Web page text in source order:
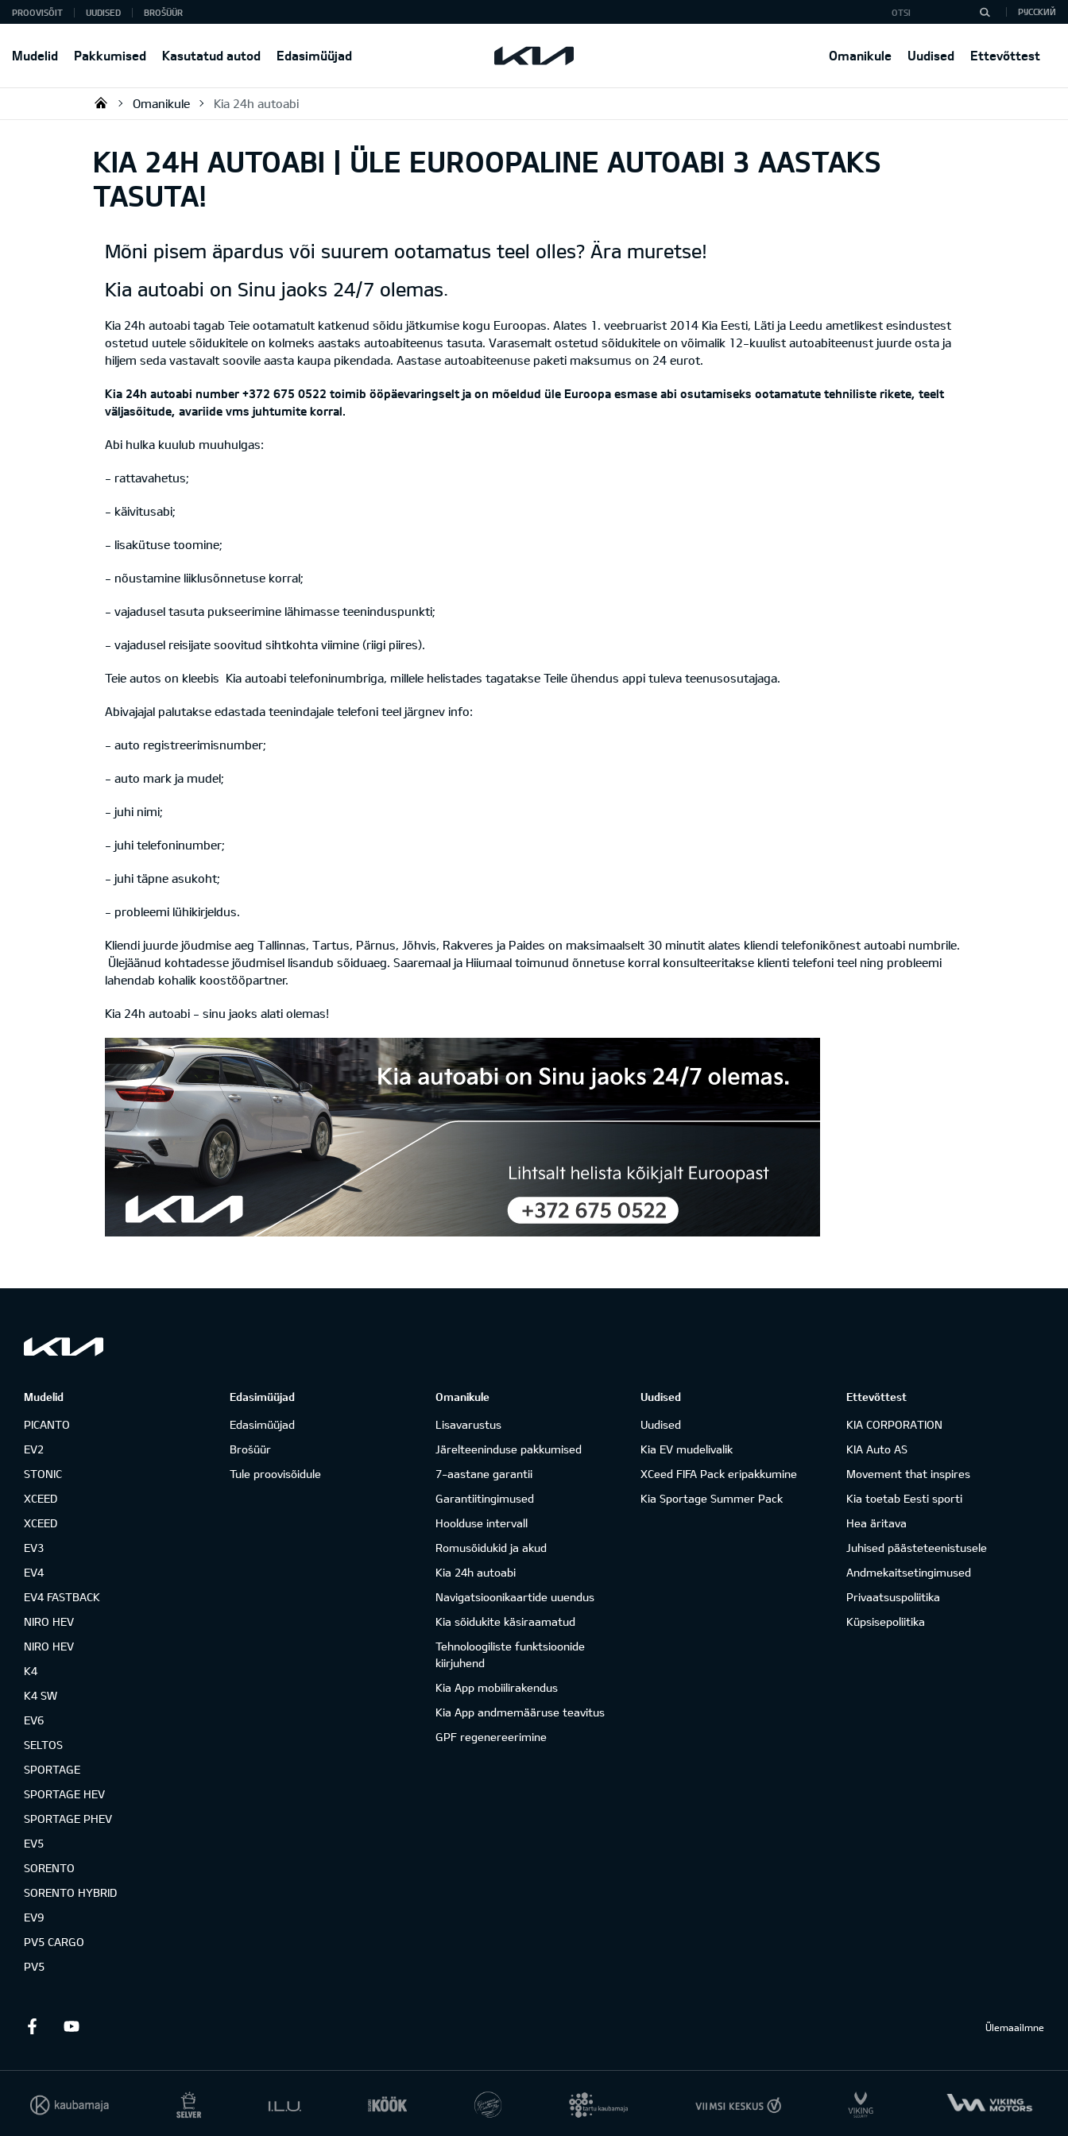
Mudelid Pakkumised Kasutatud autod Edasimüüjad Omanikule Uudised Ettevõttest
PROOVISÕIT UUDISED BROŠÜÜR РУССКИЙ
KIA AUTO AS
Omanikule Kia 24h autoabi
KIA 24H AUTOABI | ÜLE EUROOPALINE AUTOABI 3 AASTAKS
TASUTA!
Mõni pisem äpardus või suurem ootamatus teel olles? Ära muretse!
Kia autoabi on Sinu jaoks 24/7 olemas.
Kia 24h autoabi tagab Teie ootamatult katkenud sõidu jätkumise kogu Euroopas. Alates 1. veebruarist 2014 Kia Eesti, Läti ja Leedu ametlikest esindustest
ostetud uutele sõidukitele on kolmeks aastaks autoabiteenus tasuta. Varasemalt ostetud sõidukitele on võimalik 12-kuulist autoabiteenust juurde osta ja
hiljem seda vastavalt soovile aasta kaupa pikendada. Aastase autoabiteenuse paketi maksumus on 24 eurot.
Kia 24h autoabi number +372 675 0522 toimib ööpäevaringselt ja on mõeldud üle Euroopa esmase abi osutamiseks ootamatute tehniliste rikete, teelt
väljasõitude, avariide vms juhtumite korral.
Abi hulka kuulub muuhulgas:
- rattavahetus;
- käivitusabi;
- lisakütuse toomine;
- nõustamine liiklusõnnetuse korral;
- vajadusel tasuta pukseerimine lähimasse teeninduspunkti;
- vajadusel reisijate soovitud sihtkohta viimine (riigi piires).
Teie autos on kleebis Kia autoabi telefoninumbriga, millele helistades tagatakse Teile ühendus appi tuleva teenusosutajaga.
Abivajajal palutakse edastada teenindajale telefoni teel järgnev info:
- auto registreerimisnumber;
- auto mark ja mudel;
- juhi nimi;
- juhi telefoninumber;
- juhi täpne asukoht;
- probleemi lühikirjeldus.
Kliendi juurde jõudmise aeg Tallinnas, Tartus, Pärnus, Jõhvis, Rakveres ja Paides on maksimaalselt 30 minutit alates kliendi telefonikõnest autoabi numbrile.
Ülejäänud kohtadesse jõudmisel lisandub sõiduaeg. Saaremaal ja Hiiumaal toimunud õnnetuse korral konsulteeritakse klienti telefoni teel ning probleemi
lahendab kohalik koostööpartner.
Kia 24h autoabi - sinu jaoks alati olemas!
Mudelid
PICANTO
EV2
STONIC
XCEED
XCEED
EV3
EV4
EV4 FASTBACK
NIRO HEV
NIRO HEV
K4
K4 SW
EV6
SELTOS
SPORTAGE
SPORTAGE HEV
SPORTAGE PHEV
EV5
SORENTO
SORENTO HYBRID
EV9
PV5 CARGO
PV5
Edasimüüjad
Edasimüüjad
Brošüür
Tule proovisõidule
Omanikule
Lisavarustus
Järelteeninduse pakkumised
7-aastane garantii
Garantiitingimused
Hoolduse intervall
Romusõidukid ja akud
Kia 24h autoabi
Navigatsioonikaartide uuendus
Kia sõidukite käsiraamatud
Tehnoloogiliste funktsioonide
kiirjuhend
Kia App mobiilirakendus
Kia App andmemääruse teavitus
GPF regenereerimine
Uudised
Uudised
Kia EV mudelivalik
XCeed FIFA Pack eripakkumine
Kia Sportage Summer Pack
Ettevõttest
KIA CORPORATION
KIA Auto AS
Movement that inspires
Kia toetab Eesti sporti
Hea äritava
Juhised päästeteenistusele
Andmekaitsetingimused
Privaatsuspoliitika
Küpsisepoliitika
Facebook Ülemaailmne